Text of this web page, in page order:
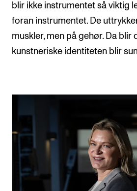
blir ikke instrumentet så viktig
foran instrumentet. De
muskler, men på gehør. Da blir
kunstneriske identiteten blir